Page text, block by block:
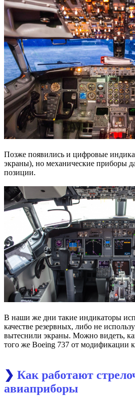
Позже появились и цифровые
экраны), но механические приборы
позиции.
В наши же дни такие индикаторы
качестве резервных, либо не
вытеснили экраны. Можно видеть,
того же Boeing 737 от модификации
❯ Как работают
авиаприборы